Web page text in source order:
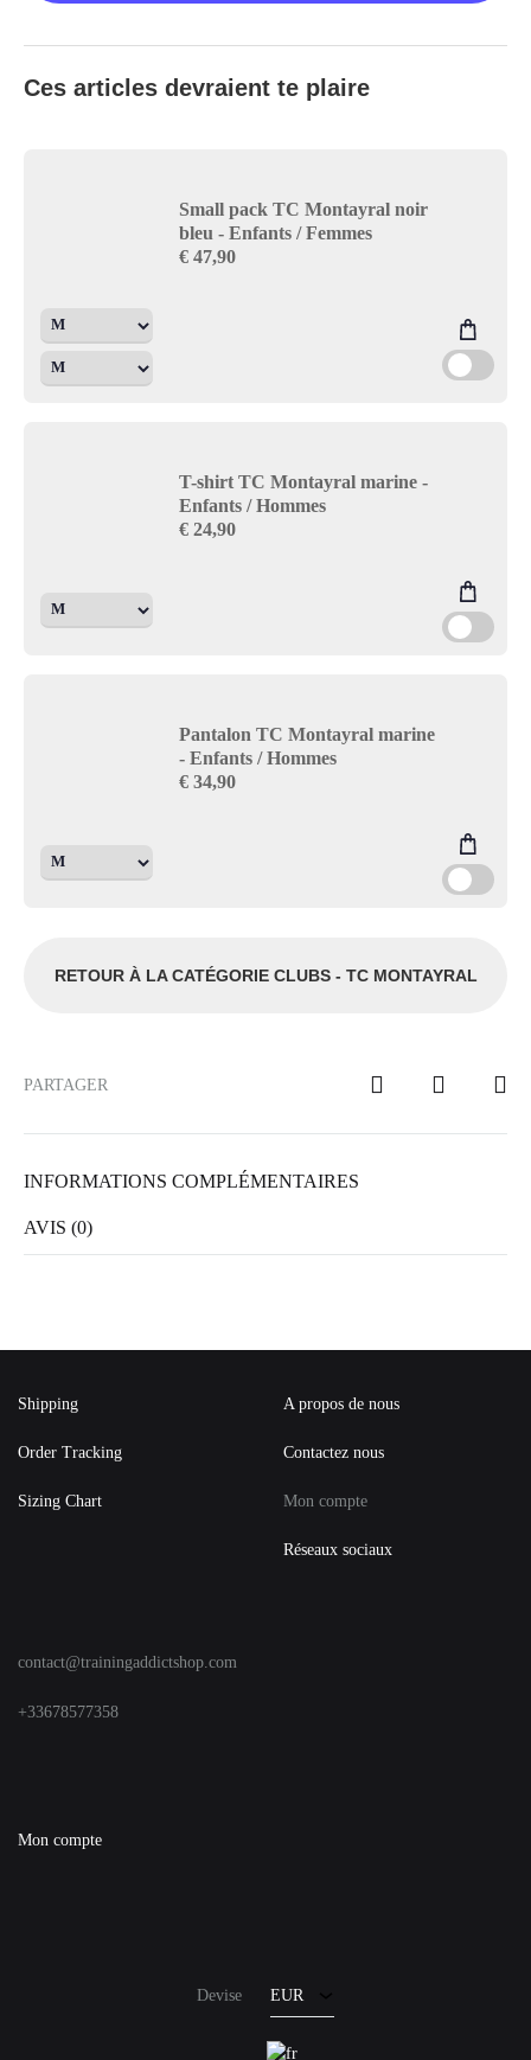
Ces articles devraient te plaire
Small pack TC Montayral noir
bleu - Enfants / Femmes
€ 47,90
T-shirt TC Montayral marine -
Enfants / Hommes
€ 24,90
Pantalon TC Montayral marine
- Enfants / Hommes
€ 34,90
RETOUR À LA CATÉGORIE CLUBS - TC MONTAYRAL
PARTAGER
INFORMATIONS COMPLÉMENTAIRES
AVIS (0)
Shipping
Order Tracking
Sizing Chart
A propos de nous
Contactez nous
Mon compte
Réseaux sociaux
contact@trainingaddictshop.com
+33678577358
Mon compte
Devise EUR